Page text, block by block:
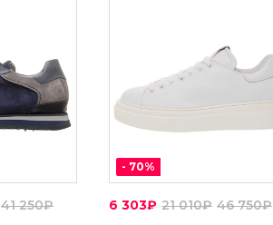
41 250₽
- 70%
6 303₽ 21 010₽ 46 750₽